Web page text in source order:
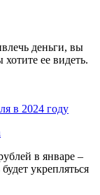
деньги, вы
ее видеть.
в 2024 году
в январе –
укрепляться